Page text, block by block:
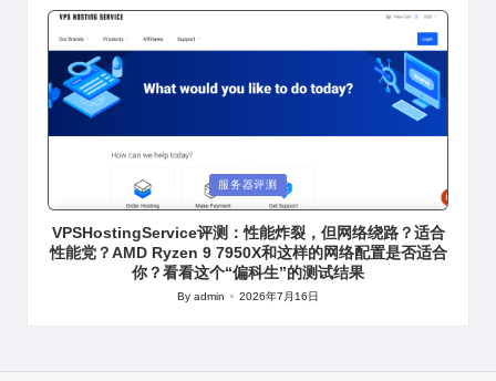
in
服务器评测
VPSHostingService评测：性能炸裂，但网络绕路？适合
性能党？AMD Ryzen 9 7950X和这样的网络配置是否适合
你？看看这个“偏科生”的测试结果
Posted
Byadmin 2026年7月16日